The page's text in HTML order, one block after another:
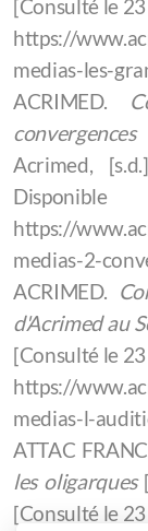
[Consulté le
https://
medias-les-
ACRIMED.
Acrimed,
https://
medias-2-
ACRIMED.
d'Acrimed au
[Consulté le
https://
medias-l-
ATTAC
les oligarques
[Consulté le